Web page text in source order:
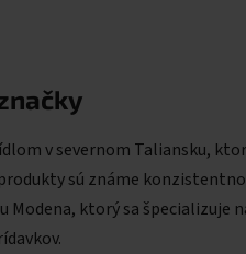
v severnom Taliansku,
sú známe
Modena, ktorý sa